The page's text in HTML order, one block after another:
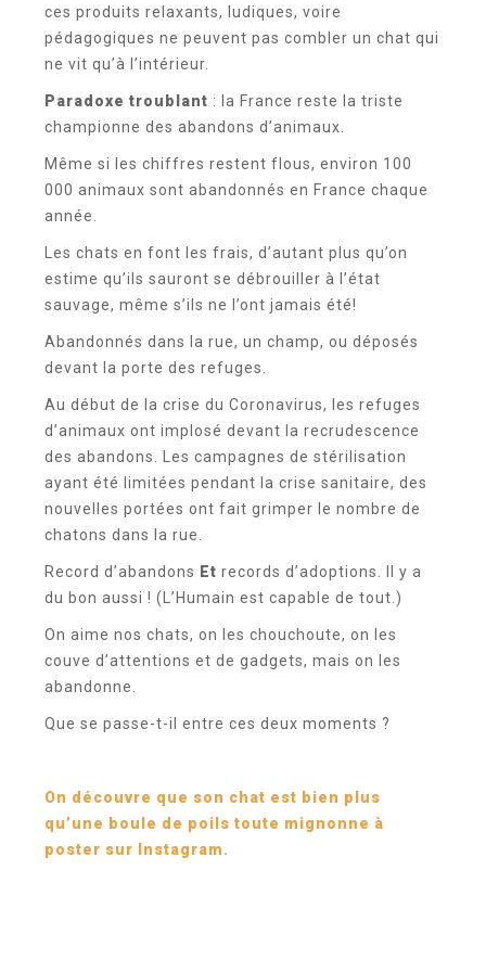
ces produits relaxants, ludiques, voire
pédagogiques ne peuvent pas combler un chat qui
ne vit qu’à l’intérieur.
Paradoxe troublant : la France reste la triste
championne des abandons d’animaux.
Même si les chiffres restent flous, environ 100
000 animaux sont abandonnés en France chaque
année.
Les chats en font les frais, d’autant plus qu’on
estime qu’ils sauront se débrouiller à l’état
sauvage, même s’ils ne l’ont jamais été!
Abandonnés dans la rue, un champ, ou déposés
devant la porte des refuges.
Au début de la crise du Coronavirus, les refuges
d’animaux ont implosé devant la recrudescence
des abandons. Les campagnes de stérilisation
ayant été limitées pendant la crise sanitaire, des
nouvelles portées ont fait grimper le nombre de
chatons dans la rue.
Record d’abandons Et records d’adoptions. Il y a
du bon aussi ! (L’Humain est capable de tout.)
On aime nos chats, on les chouchoute, on les
couve d’attentions et de gadgets, mais on les
abandonne.
Que se passe-t-il entre ces deux moments ?
On découvre que son chat est bien plus
qu’une boule de poils toute mignonne à
poster sur Instagram.